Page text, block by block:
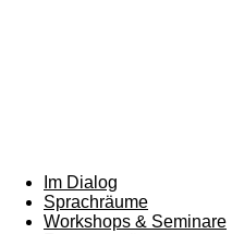
Im Dialog
Sprachräume
Workshops & Seminare